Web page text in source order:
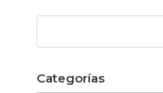
Categorías